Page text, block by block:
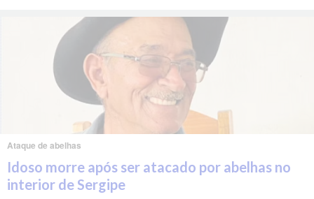
Ataque de abelhas
Idoso morre após ser atacado por abelhas no
interior de Sergipe